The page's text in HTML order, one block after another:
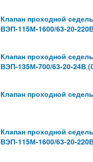
Клапан проходной
ВЭП-115М-1600/63-20-
Клапан проходной
ВЭП-135М-700/63-20-24В
Клапан проходной
Клапан проходной
ВЭП-115М-1600/63-20-